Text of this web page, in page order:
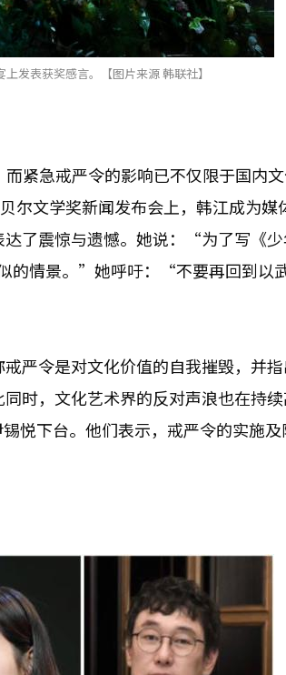
发表获奖感言。【图片来源 韩联社】
紧急戒严令的影响已不仅限于国内
尔文学奖新闻发布会上，韩江成为媒
了震惊与遗憾。她说：“为了写《
的情景。”她呼吁：“不要再回到以
严令是对文化价值的自我摧毁，并
时，文化艺术界的反对声浪也在持
悦下台。他们表示，戒严令的实施